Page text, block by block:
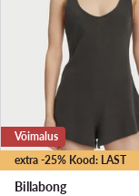
extra -25% Kood: LAST
Võimalus
Billabong